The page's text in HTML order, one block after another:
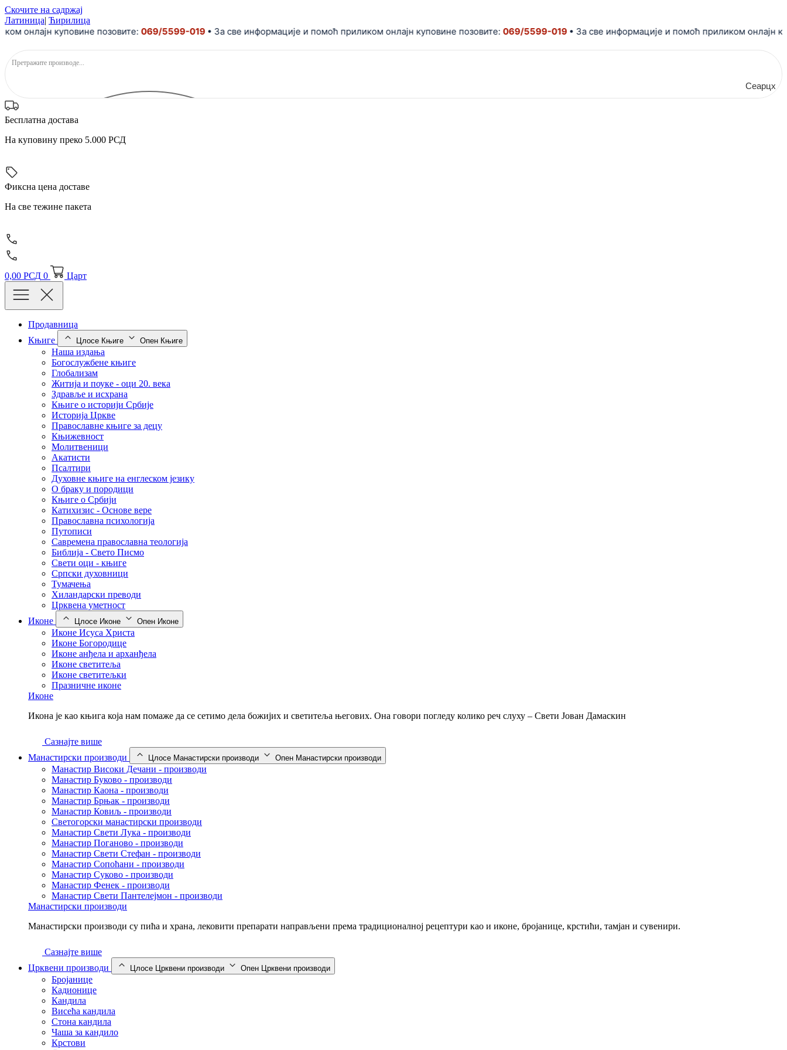
Скочите на садржај
Латиница| Ћирилица
куповине позовите:069/5599-019• За све информације и помоћ приликом онлајн куповине позовите:069/5599-019• За све информације и помоћ приликом онлајн
Сеарцх
Бесплатна достава
На куповину преко 5.000 РСД
Фиксна цена доставе
На све тежине пакета
0,00 РСД 0 Царт
Продавница
Књиге
Цлосе Књиге Опен Књиге
Наша издања
Богослужбене књиге
Глобализам
Житија и поуке - оци 20. века
Здравље и исхрана
Књиге о историји Србије
Историја Цркве
Православне књиге за децу
Књижевност
Молитвеници
Акатисти
Псалтири
Духовне књиге на енглеском језику
О браку и породици
Књиге о Србији
Катихизис - Основе вере
Православна психологија
Путописи
Савремена православна теологија
Библија - Свето Писмо
Свети оци - књиге
Српски духовници
Тумачења
Хиландарски преводи
Црквена уметност
Иконе
Цлосе Иконе Опен Иконе
Иконе Исуса Христа
Иконе Богородице
Иконе анђела и арханђела
Иконе светитеља
Иконе светитељки
Празничне иконе
Иконе
Икона је као књига која нам помаже да се сетимо дела божијих и светитеља његових. Она говори погледу колико реч слуху – Свети Јован Дамаскин
Сазнајте више
Манастирски производи
Цлосе Манастирски производи Опен Манастирски производи
Манастир Високи Дечани - производи
Манастир Буково - производи
Манастир Каона - производи
Манастир Брњак - производи
Манастир Ковиљ - производи
Светогорски манастирски производи
Манастир Свети Лука - производи
Манастир Поганово - производи
Манастир Свети Стефан - производи
Манастир Сопоћани - производи
Манастир Суково - производи
Манастир Фенек - производи
Манастир Свети Пантелејмон - производи
Манастирски производи
Манастирски производи су пића и храна, лековити препарати направљени према традиционалној рецептури као и иконе, бројанице, крстићи, тамјан и сувенири.
Сазнајте више
Црквени производи
Цлосе Црквени производи Опен Црквени производи
Бројанице
Кадионице
Кандила
Висећа кандила
Стона кандила
Чаша за кандило
Крстови